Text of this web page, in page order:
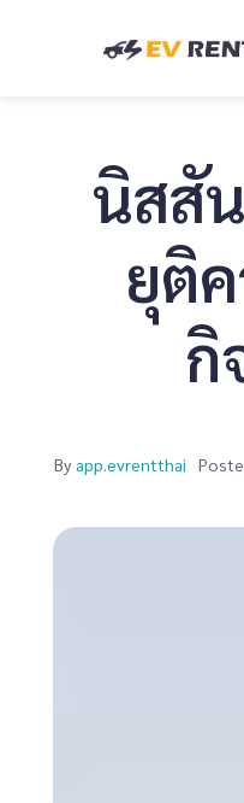
นิสสั
ยุติ
กิ
By app.evrentthai